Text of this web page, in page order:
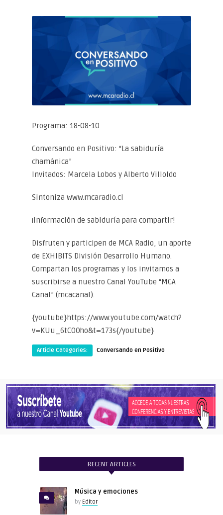
Programa: 18-08-10
Conversando en Positivo: “La sabiduría
chamánica”
Invitados: Marcela Lobos y Alberto Villoldo
Sintoniza www.mcaradio.cl
¡Información de sabiduría para compartir!
Disfruten y participen de MCA Radio, un aporte
de EXHIBITS División Desarrollo Humano.
Compartan los programas y los invitamos a
suscribirse a nuestro Canal YouTube “MCA
Canal” (mcacanal).
{youtube}https://www.youtube.com/watch?
v=KUu_6tCO0ho&t=173s{/youtube}
Article Categories: Conversando en Positivo
RECENT ARTICLES
Música y emociones
by Editor